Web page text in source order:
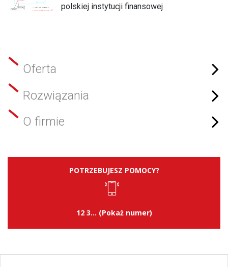
polskiej instytucji finansowej
Oferta
Rozwiązania
O firmie
POTRZEBUJESZ POMOCY?
12 3... (Pokaż numer)